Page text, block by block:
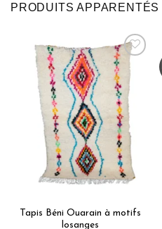
PRODUITS APPARENTÉS
Tapis Béni Ouarain à motifs
losanges